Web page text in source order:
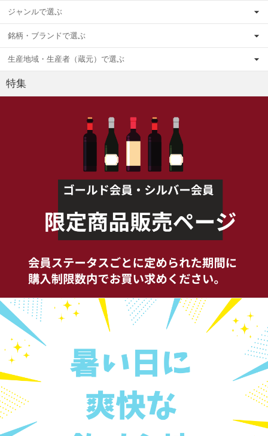
ジャンルで選ぶ
銘柄・ブランドで選ぶ
生産地域・生産者（蔵元）で選ぶ
特集